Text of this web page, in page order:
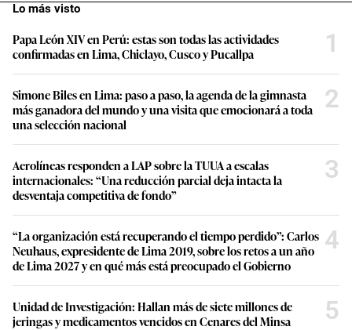
Lo más visto
Papa León XIV en Perú: estas son todas las actividades
confirmadas en Lima, Chiclayo, Cusco y Pucallpa
1
Simone Biles en Lima: paso a paso, la agenda de la gimnasta
más ganadora del mundo y una visita que emocionará a toda
una selección nacional
2
Aerolíneas responden a LAP sobre la TUUA a escalas
internacionales: “Una reducción parcial deja intacta la
desventaja competitiva de fondo”
3
“La organización está recuperando el tiempo perdido”: Carlos
Neuhaus, expresidente de Lima 2019, sobre los retos a un año
de Lima 2027 y en qué más está preocupado el Gobierno
4
Unidad de Investigación: Hallan más de siete millones de
jeringas y medicamentos vencidos en Cenares del Minsa
5